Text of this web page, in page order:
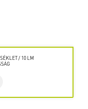
/ 10 LM